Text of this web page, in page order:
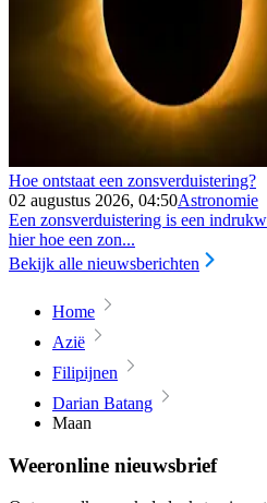
Hoe ontstaat een zonsverduistering?
02 augustus 2026, 04:50Astronomie
Een zonsverduistering is een
hier hoe een zon...
Bekijk alle nieuwsberichten
Home
Azië
Filipijnen
Darian Batang
Maan
Weeronline nieuwsbrief